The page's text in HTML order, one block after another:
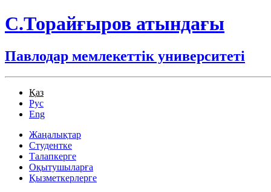
С.Торайғыров атындағы
Павлодар мемлекеттік университеті
Қаз
Рус
Eng
Жаңалықтар
Студентке
Талапкерге
Оқытушыларға
Қызметкерлерге